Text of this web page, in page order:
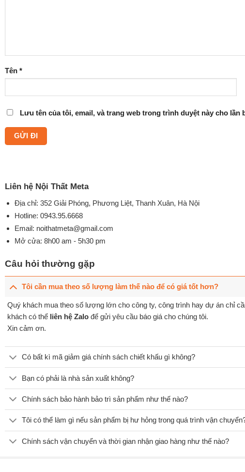
Tên *
Lưu tên của tôi, email, và trang web trong trình duyệt này cho lần
Liên hệ Nội Thất Meta
Địa chỉ: 352 Giải Phóng, Phương Liệt, Thanh Xuân, Hà Nội
Hotline: 0943.95.6668
Email: noithatmeta@gmail.com
Mở cửa: 8h00 am - 5h30 pm
Câu hỏi thường gặp
Tôi cần mua theo số lượng làm thế nào để có giá tốt hơn?
Quý khách mua theo số lượng lớn cho công ty, công trình hay dự án chỉ
khách có thể liên hệ Zalo để gửi yêu cầu báo giá cho chúng tôi.
Xin cảm ơn.
Có bất kì mã giảm giá chính sách chiết khấu gì không?
Bạn có phải là nhà sản xuất không?
Chính sách bảo hành bảo trì sản phẩm như thế nào?
Tôi có thể làm gì nếu sản phẩm bị hư hỏng trong quá trình vận
Chính sách vận chuyển và thời gian nhận giao hàng như thế nào?